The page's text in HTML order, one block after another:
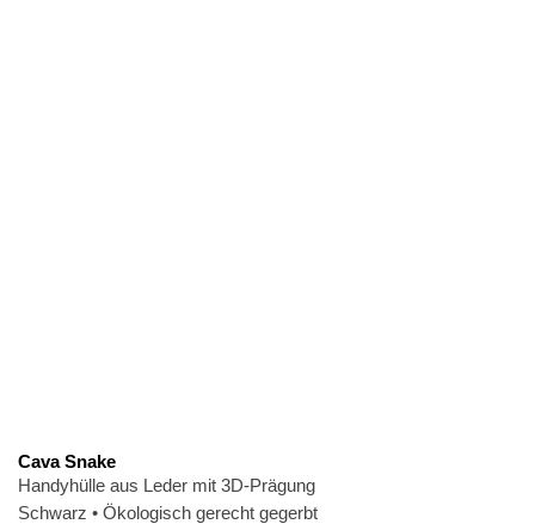
Cava Snake
Handyhülle aus Leder mit 3D-Prägung
Schwarz • Ökologisch gerecht gegerbt